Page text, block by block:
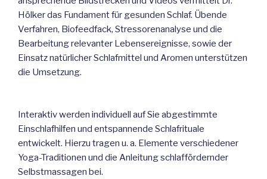
Hölker das Fundament für gesunden Schlaf. Übende
Verfahren, Biofeedfack, Stressorenanalyse und die
Bearbeitung relevanter Lebensereignisse, sowie der
Einsatz natürlicher Schlafmittel und Aromen unterstützen
die Umsetzung.
Interaktiv werden individuell auf Sie abgestimmte
Einschlafhilfen und entspannende Schlafrituale
entwickelt. Hierzu tragen u. a. Elemente verschiedener
Yoga-Traditionen und die Anleitung schlaffördernder
Selbstmassagen bei.